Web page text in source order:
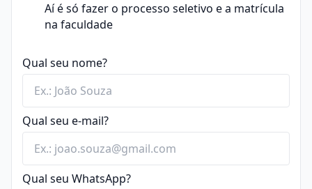
Aí é só fazer o processo seletivo e a matrícula
na faculdade
Qual seu nome?
Qual seu e-mail?
Qual seu WhatsApp?